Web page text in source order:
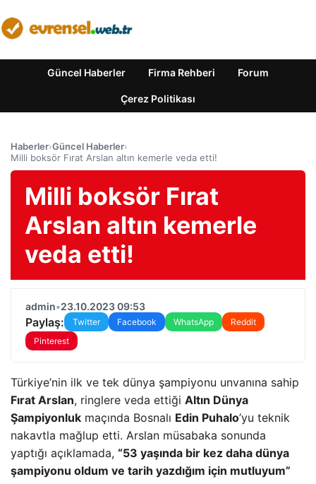
Güncel Haberler Firma Rehberi Forum
Çerez Politikası
Haberler›Güncel Haberler›
Milli boksör Fırat Arslan altın kemerle veda etti!
Milli boksör Fırat
Arslan altın kemerle
veda etti!
admin•23.10.2023 09:53
Paylaş: Twitter Facebook WhatsApp
Reddit
Pinterest
Türkiye’nin ilk ve tek dünya şampiyonu unvanına sahip
Fırat Arslan, ringlere veda ettiği Altın Dünya
Şampiyonluk maçında Bosnalı Edin Puhalo’yu teknik
nakavtla mağlup etti. Arslan müsabaka sonunda
yaptığı açıklamada, “53 yaşında bir kez daha dünya
şampiyonu oldum ve tarih yazdığım için mutluyum”